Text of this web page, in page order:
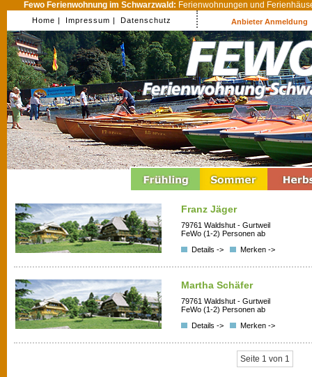
Fewo Ferienwohnung im Schwarzwald: Ferienwohnungen und
Home | Impressum | Datenschutz Anbieter Anmeldung
Franz Jäger
79761 Waldshut - Gurtweil
FeWo (1-2) Personen ab
Details ->
Merken ->
Martha Schäfer
79761 Waldshut - Gurtweil
FeWo (1-2) Personen ab
Details ->
Merken ->
Seite 1 von 1